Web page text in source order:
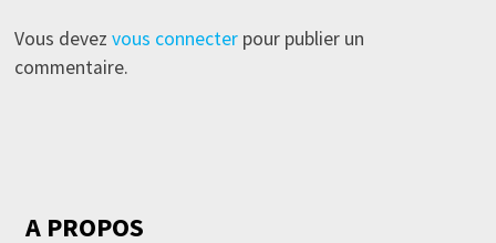
Vous devez vous connecterpour publier un
commentaire.
A PROPOS